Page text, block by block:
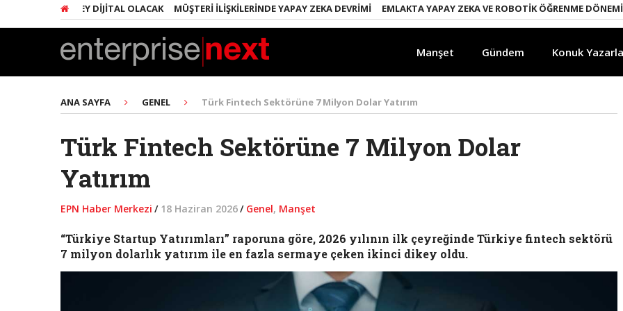
HER ŞEY DIJITAL OLACAK MÜŞTERI İLIŞKILERINDE YAPAY ZEKA DEVRIMI EMLAKTA YAPAY ZEKA VE ROBOTIK ÖĞRENME DÖNEMI
Manşet Gündem Konuk
ANA SAYFA GENEL Türk Fintech Sektörüne 7 Milyon Dolar Yatırım
Türk Fintech Sektörüne 7 Milyon Dolar
Yatırım
EPN Haber Merkezi / 18 Haziran 2026/ Genel, Manşet
“Türkiye Startup Yatırımları” raporuna göre, 2026 yılının ilk çeyreğinde Türkiye fintech sektörü
7 milyon dolarlık yatırım ile en fazla sermaye çeken ikinci dikey oldu.